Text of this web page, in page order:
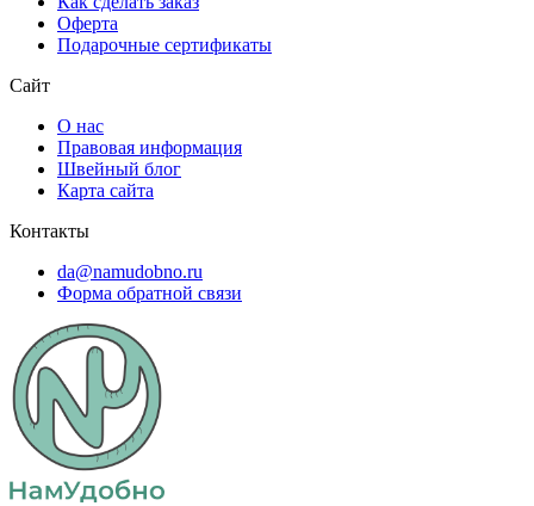
Оферта
Подарочные сертификаты
Сайт
О нас
Правовая информация
Швейный блог
Карта сайта
Контакты
da@namudobno.ru
Форма обратной связи